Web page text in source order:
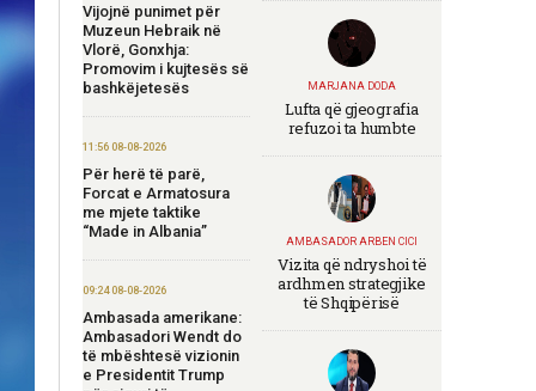
Vijojnë punimet për
Muzeun Hebraik në
Vlorë, Gonxhja:
Promovim i kujtesës së
bashkëjetesës
11:56 08-08-2026
Për herë të parë,
Forcat e Armatosura
me mjete taktike
“Made in Albania”
09:24 08-08-2026
Ambasada amerikane:
Ambasadori Wendt do
të mbështesë vizionin
e Presidentit Trump
MARJANA DODA
Lufta që gjeografia
refuzoi ta humbte
AMBASADOR ARBEN CICI
Vizita që ndryshoi të
ardhmen strategjike
të Shqipërisë